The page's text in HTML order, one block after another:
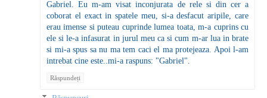
Gabriel. Eu m-am visat inconjurata de rele si din cer a
coborat el exact in spatele meu, si-a desfacut aripile, care
erau imense si puteau cuprinde lumea toata, m-a cuprins cu
ele si le-a infasurat in jurul meu ca si cum m-ar lua in brate
si mi-a spus sa nu ma tem caci el ma protejeaza. Apoi l-am
intrebat cine este..mi-a raspuns: "Gabriel".
Răspundeți